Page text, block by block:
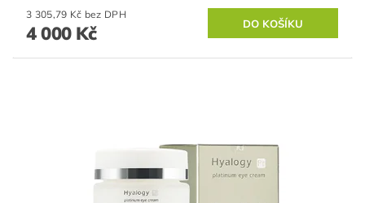
3 305,79 Kč bez DPH
4 000 Kč